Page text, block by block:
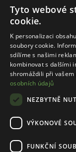
Společnost
Rady
Pravidla e-shopu
Tyto webové
cookie.
K personalizaci
soubory cookie.
sdílíme s našimi
kombinovat s dalšími
shromáždili při
osobních údajů
NEZBYTNĚ
VÝKONOVÉ
FUNKČNÍ